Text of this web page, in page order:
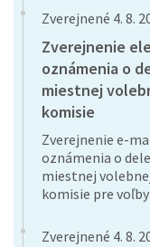
Zverejnené 4. 8.
Zverejnenie
oznámenia o
miestnej
komisie
Zverejnenie e-
oznámenia o
miestnej
komisie pre
Zverejnené 4. 8.